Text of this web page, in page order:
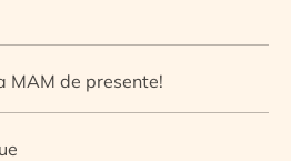
MAM de presente!